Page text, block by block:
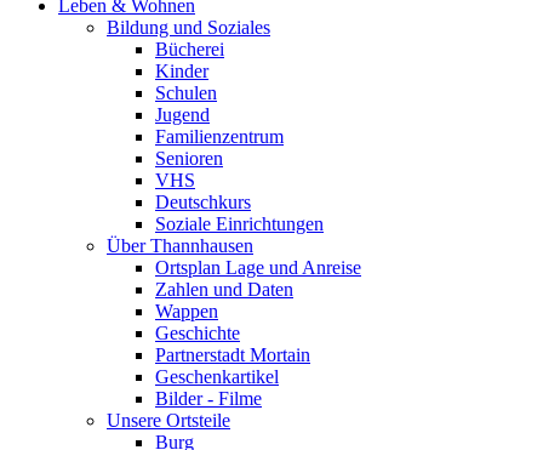
Leben & Wohnen
Bildung und Soziales
Bücherei
Kinder
Schulen
Jugend
Familienzentrum
Senioren
VHS
Deutschkurs
Soziale Einrichtungen
Über Thannhausen
Ortsplan Lage und Anreise
Zahlen und Daten
Wappen
Geschichte
Partnerstadt Mortain
Geschenkartikel
Bilder - Filme
Unsere Ortsteile
Burg